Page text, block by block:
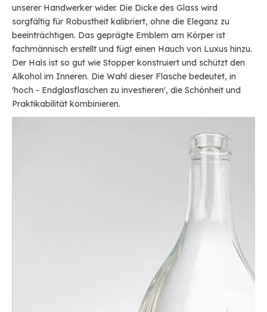
unserer Handwerker wider. Die Dicke des Glass wird
sorgfältig für Robustheit kalibriert, ohne die Eleganz zu
beeinträchtigen. Das geprägte Emblem am Körper ist
fachmännisch erstellt und fügt einen Hauch von Luxus hinzu.
Der Hals ist so gut wie Stopper konstruiert und schützt den
Alkohol im Inneren. Die Wahl dieser Flasche bedeutet, in
'hoch - Endglasflaschen zu investieren', die Schönheit und
Praktikabilität kombinieren.